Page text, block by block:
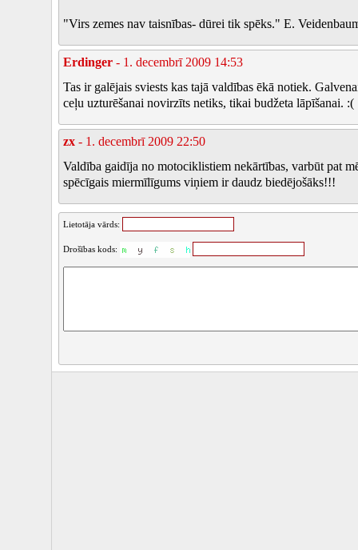
"Virs zemes nav taisnības- dūrei tik spēks." E.
Erdinger - 1. decembrī 2009 14:53
Tas ir galējais sviests kas tajā valdības ēkā notiek.
ceļu uzturēšanai novirzīts netiks, tikai budžeta lāpīšanai. :(
zx - 1. decembrī 2009 22:50
Valdība gaidīja no motociklistiem nekārtības, varbūt pat
spēcīgais miermīlīgums viņiem ir daudz biedējošāks!!!
Lietotāja vārds:
Drošības kods: